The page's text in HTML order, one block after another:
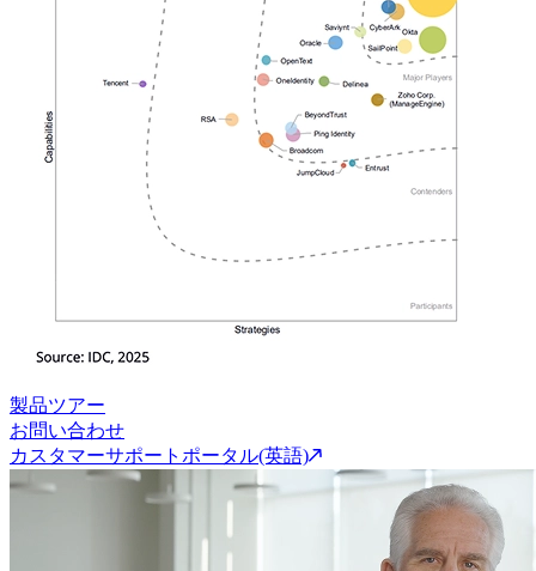
製品ツアー
お問い合わせ
カスタマーサポートポータル(英語)